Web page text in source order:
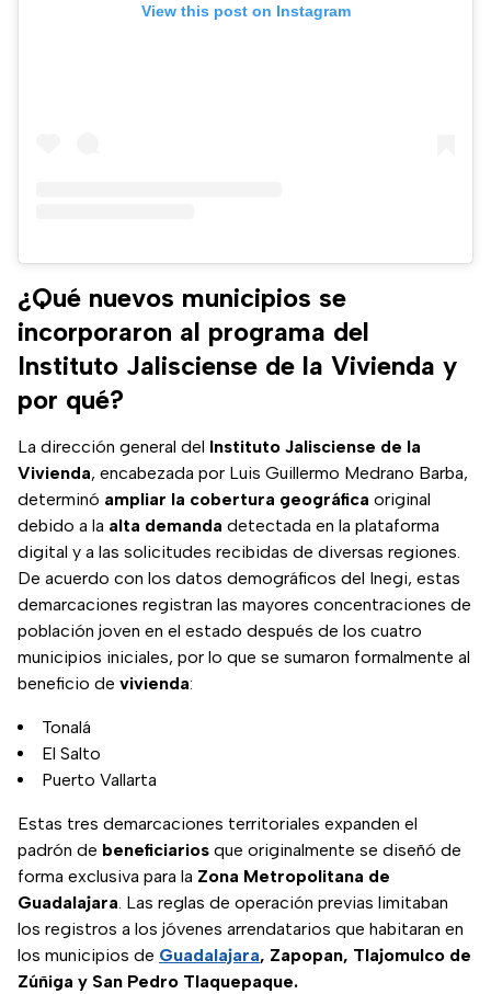
View this post on Instagram
¿Qué nuevos municipios se
incorporaron al programa del
Instituto Jalisciense de la Vivienda y
por qué?
La dirección general del Instituto Jalisciense de la
Vivienda, encabezada por Luis Guillermo Medrano Barba,
determinó ampliar la cobertura geográfica original
debido a la alta demanda detectada en la plataforma
digital y a las solicitudes recibidas de diversas regiones.
De acuerdo con los datos demográficos del Inegi, estas
demarcaciones registran las mayores concentraciones de
población joven en el estado después de los cuatro
municipios iniciales, por lo que se sumaron formalmente al
beneficio de vivienda:
Tonalá
El Salto
Puerto Vallarta
Estas tres demarcaciones territoriales expanden el
padrón de beneficiarios que originalmente se diseñó de
forma exclusiva para la Zona Metropolitana de
Guadalajara. Las reglas de operación previas limitaban
los registros a los jóvenes arrendatarios que habitaran en
los municipios de Guadalajara, Zapopan, Tlajomulco de
Zúñiga y San Pedro Tlaquepaque.